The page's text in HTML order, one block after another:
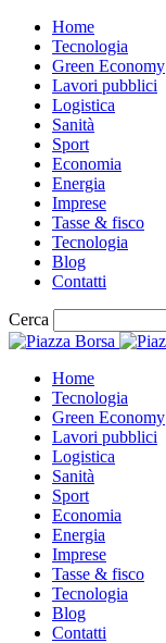
Home
Tecnologia
Green Economy
Lavori pubblici
Logistica
Sanità
Sport
Economia
Energia
Imprese
Tasse & fisco
Tecnologia
Blog
Contatti
Cerca
Home
Tecnologia
Green Economy
Lavori pubblici
Logistica
Sanità
Sport
Economia
Energia
Imprese
Tasse & fisco
Tecnologia
Blog
Contatti